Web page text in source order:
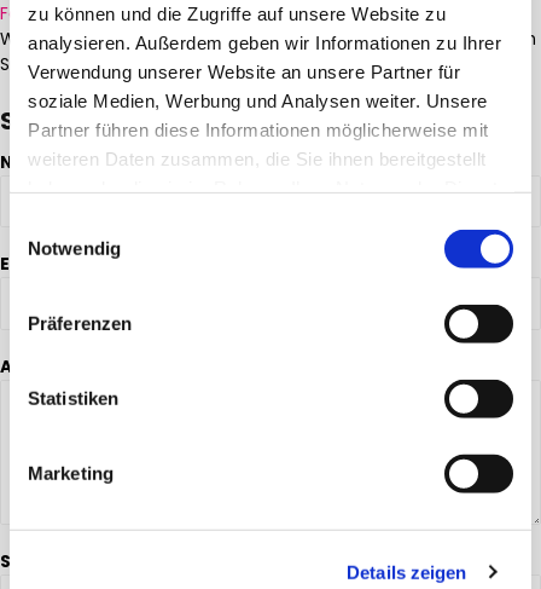
zu können und die Zugriffe auf unsere Website zu
analysieren. Außerdem geben wir Informationen zu Ihrer
Verwendung unserer Website an unsere Partner für
soziale Medien, Werbung und Analysen weiter. Unsere
Partner führen diese Informationen möglicherweise mit
weiteren Daten zusammen, die Sie ihnen bereitgestellt
Notwendig
Präferenzen
Statistiken
Marketing
Details zeigen
Facebook-f Instagram
Wenn Sie uns eine verschlüsselte E-Mail schicken möchten, finden
Siehierunseren PGP Schlüssel für info@atemspende.de..
Spendenbescheinigung anfragen!
Name*
Email
Adresse
Spendendatum